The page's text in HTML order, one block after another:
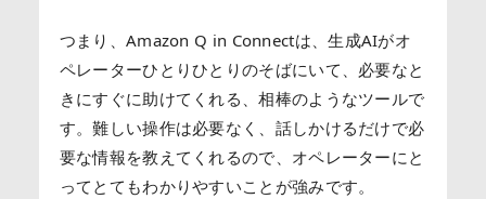
つまり、Amazon Q in Connectは、生成AIがオ
ペレーターひとりひとりのそばにいて、必要なと
きにすぐに助けてくれる、相棒のようなツールで
す。難しい操作は必要なく、話しかけるだけで必
要な情報を教えてくれるので、オペレーターにと
ってとてもわかりやすいことが強みです。